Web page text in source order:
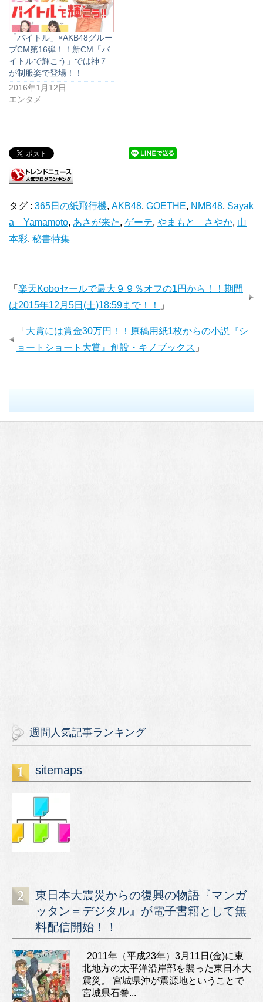
「バイトル」×AKB48グルー
プCM第16弾！！新CM「バ
イトルで輝こう」では神７
が制服姿で登場！！
2016年1月12日
エンタメ
タグ : 365日の紙飛行機, AKB48, GOETHE, NMB48, Sayak
a Yamamoto, あさが来た, ゲーテ, やまもと さやか, 山
本彩, 秘書特集
「 楽天Koboセールで最大９９％オフの1円から！！期間
は2015年12月5日(土)18:59まで！！
」
「 大賞には賞金30万円！！原稿用紙1枚からの小説『シ
ョートショート大賞』創設・キノブックス 」
週間人気記事ランキング
sitemaps
東日本大震災からの復興の物語『マンガ
ッタン＝デジタル』が電子書籍として無
料配信開始！！
2011年（平成23年）3月11日(金)に東
北地方の太平洋沿岸部を襲った東日本大
震災。 宮城県沖が震源地ということで
宮城県石巻...